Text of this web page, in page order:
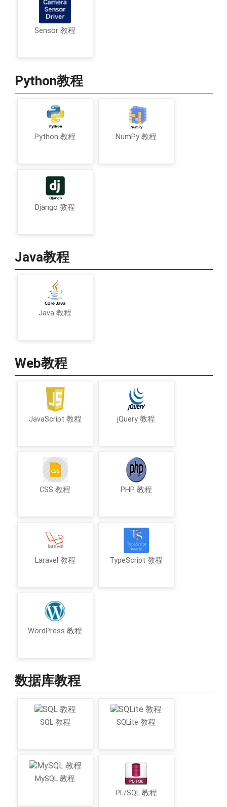
Sensor 教程
Python教程
Python 教程 NumPy 教程
Django 教程
Java教程
Java 教程
Web教程
JavaScript 教程 jQuery 教程
CSS 教程 PHP 教程
Laravel 教程 TypeScript 教程
WordPress 教程
数据库教程
SQL 教程 SQLite 教程
MySQL 教程
PL/SQL 教程